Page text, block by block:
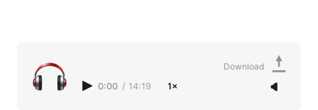
0:00 / 14:19 1×
Download